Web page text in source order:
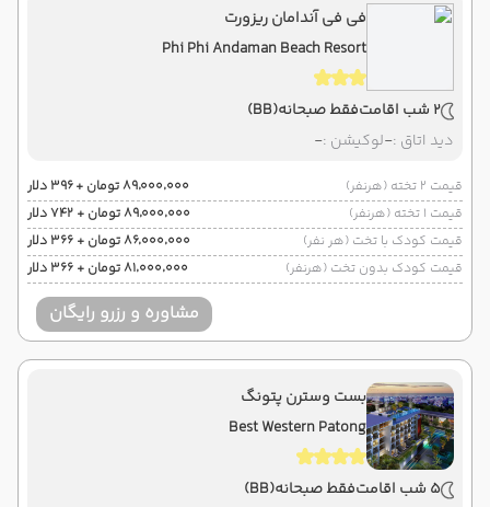
فی فی آندامان ریزورت
Phi Phi Andaman Beach Resort
2 شب اقامت فقط صبحانه(BB)
دید اتاق :-لوکیشن :-
قیمت 2 تخته (هرنفر)
۸۹٬۰۰۰٬۰۰۰ تومان + ۳۹۶ دلار
قیمت 1 تخته (هرنفر)
۸۹٬۰۰۰٬۰۰۰ تومان + ۷۴۲ دلار
قیمت کودک با تخت (هر نفر)
۸۶٬۰۰۰٬۰۰۰ تومان + ۳۶۶ دلار
قیمت کودک بدون تخت (هرنفر)
۸۱٬۰۰۰٬۰۰۰ تومان + ۳۶۶ دلار
مشاوره و رزرو رایگان
بست وسترن پتونگ
Best Western Patong
5 شب اقامت فقط صبحانه(BB)